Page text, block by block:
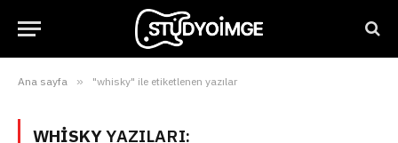
Ana sayfa » "whisky" ile etiketlenen yazılar
WHISKYYAZILARI: